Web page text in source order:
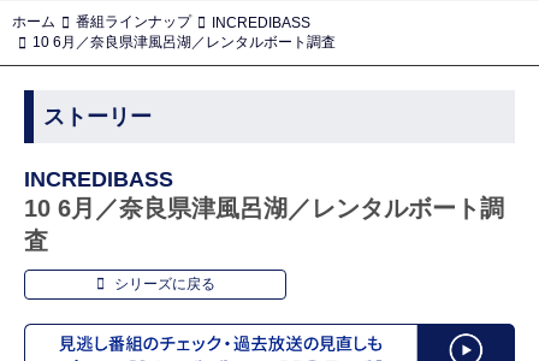
ホーム 番組ラインナップ
INCREDIBASS
10 6月／奈良県津風呂湖／レンタルボート調査
ストーリー
INCREDIBASS
10 6月／奈良県津風呂湖／レンタルボート調
査
シリーズに戻る